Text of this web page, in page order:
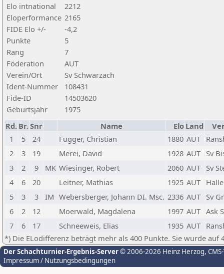
Elo intnational
2212
Eloperformance 2165
FIDE Elo +/-
-4,2
Punkte
5
Rang
7
Föderation
AUT
Verein/Ort
Sv Schwarzach
Ident-Nummer
108431
Fide-ID
14503620
Geburtsjahr
1975
Rd. Br.Snr Name Elo Land
1
5 24 Fugger, Christian 1880 AUT
2
3 19 Merei, David 1928 AUT Sv
3
2 9 MK Wiesinger, Robert 2060 AUT Sv
4
6 20 Leitner, Mathias 1925 AUT
5
3 3 IM Webersberger, Johann DI. Msc. 2336 AUT Sv
6
2 12 Moerwald, Magdalena 1997 AUT Ask
7
6 17 Schneeweis, Elias 1935 AUT
*) Die ELodifferenz beträgt mehr als 400 Punkte. Sie wurde auf
Der Schachturnier-Ergebnis-Server© 2006-2026 Heinz Herzog,
Impressum / Nutzungsbedingungen